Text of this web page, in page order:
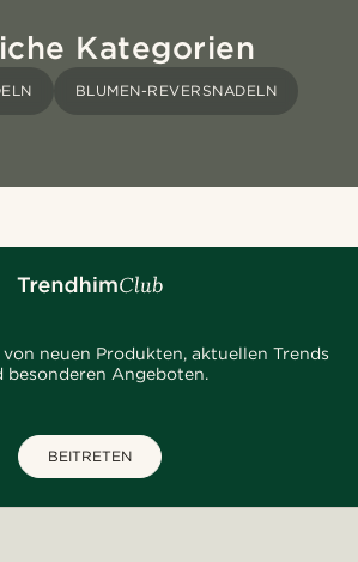
Kategorien
BLUMEN-REVERSNADELN
neuen Produkten, aktuellen Trends
besonderen Angeboten.
BEITRETEN